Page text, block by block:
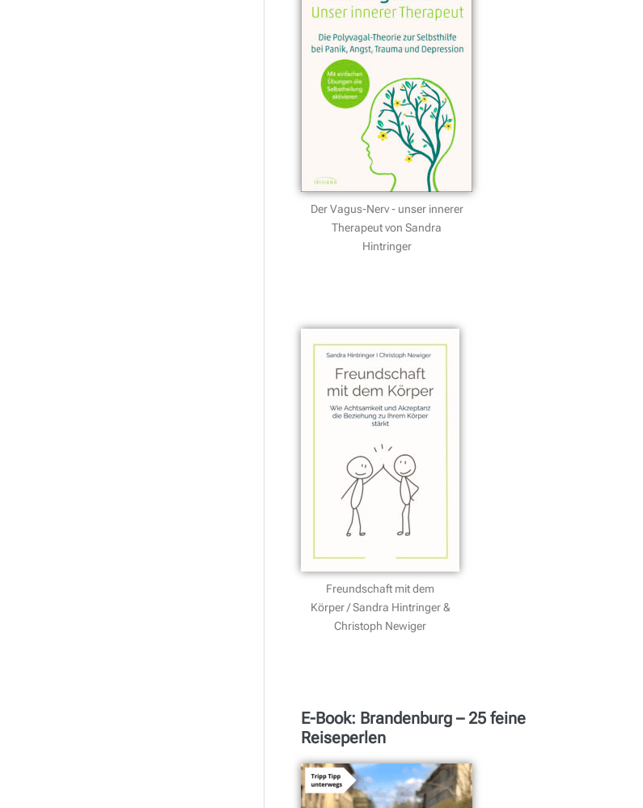
Der Vagus-Nerv - unser innerer
Therapeut von Sandra
Hintringer
Freundschaft mit dem
Körper / Sandra Hintringer &
Christoph Newiger
E-Book: Brandenburg – 25 feine
Reiseperlen